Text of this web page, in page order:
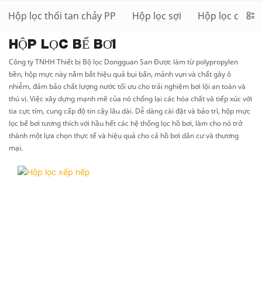
Hộp lọc thổi tan chảy PP Hộp lọc sợi Hộp lọc
HỘP LỌC BỂ BƠI
Công ty TNHH Thiết bị Bộ lọc Dongguan San Được làm từ polypropylen
bền, hộp mực này nắm bắt hiệu quả bụi bẩn, mảnh vụn và chất gây ô
nhiễm, đảm bảo chất lượng nước tối ưu cho trải nghiệm bơi lội an toàn và
thú vị. Việc xây dựng mạnh mẽ của nó chống lại các hóa chất và tiếp xúc với
tia cực tím, cung cấp độ tin cậy lâu dài. Dễ dàng cài đặt và bảo trì, hộp mực
lọc bể bơi tương thích với hầu hết các hệ thống lọc hồ bơi, làm cho nó trở
thành một lựa chọn thực tế và hiệu quả cho cả hồ bơi dân cư và thương
mại.